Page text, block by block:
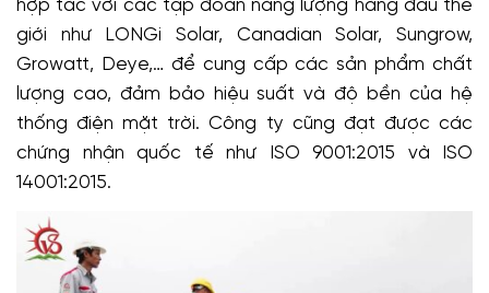
hợp tác với các tập đoàn năng lượng hàng đầu thế
giới như LONGi Solar, Canadian Solar, Sungrow,
Growatt, Deye,… để cung cấp các sản phẩm chất
lượng cao, đảm bảo hiệu suất và độ bền của hệ
thống điện mặt trời. Công ty cũng đạt được các
chứng nhận quốc tế như ISO 9001:2015 và ISO
14001:2015.